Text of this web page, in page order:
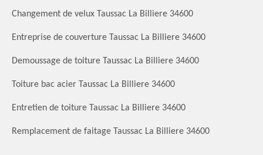
Changement de velux Taussac La Billiere 34600
Entreprise de couverture Taussac La Billiere 34600
Demoussage de toiture Taussac La Billiere 34600
Toiture bac acier Taussac La Billiere 34600
Entretien de toiture Taussac La Billiere 34600
Remplacement de faitage Taussac La Billiere 34600